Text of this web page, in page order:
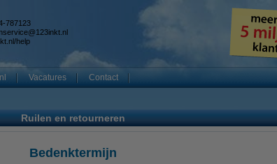
787123
help
Vacatures Contact
Ruilen en retourneren
Bedenktermijn